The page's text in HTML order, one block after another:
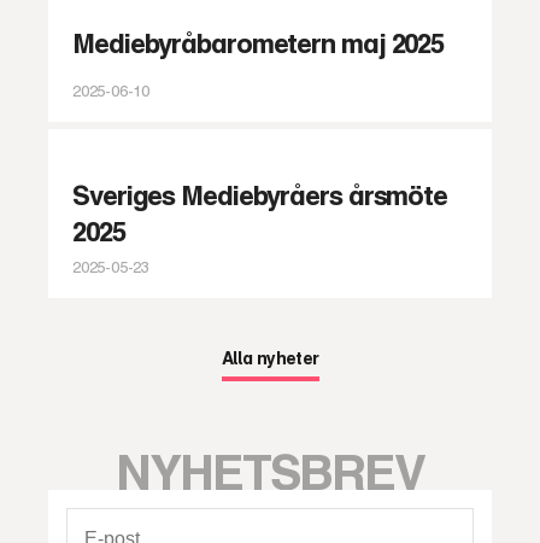
Mediebyråbarometern maj 2025
2025-06-10
Sveriges Mediebyråers årsmöte
2025
2025-05-23
Alla nyheter
NYHETSBREV